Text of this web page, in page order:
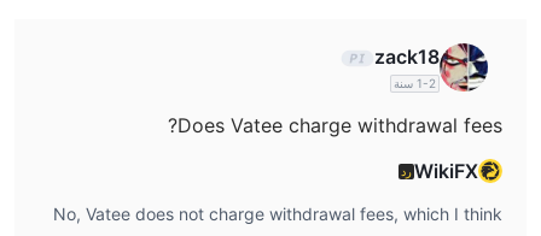
options to diversify my trading portfolio. The variety of
instruments gives me the flexibility to adapt my trading
strategies to changing market conditions.
zack18
1-2 سنة
Does Vatee charge withdrawal fees?
WikiFXرد
No, Vatee does not charge withdrawal fees, which I think